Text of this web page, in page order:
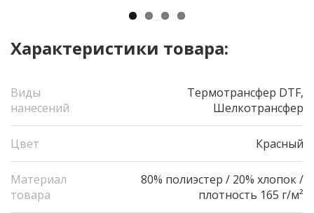
Характеристики товара:
Виды
нанесений
Термотрансфер DTF,
Шелкотрансфер
Цвет Красный
Материал
товара
80% полиэстер / 20% хлопок /
плотность 165 г/м²